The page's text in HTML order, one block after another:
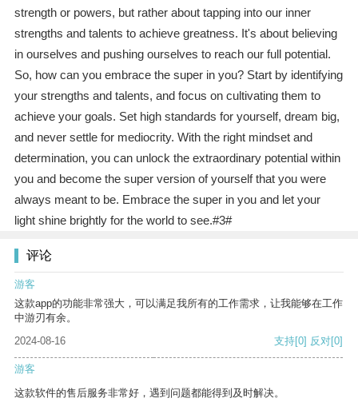
strength or powers, but rather about tapping into our inner
strengths and talents to achieve greatness. It's about believing
in ourselves and pushing ourselves to reach our full potential.
So, how can you embrace the super in you? Start by identifying
your strengths and talents, and focus on cultivating them to
achieve your goals. Set high standards for yourself, dream big,
and never settle for mediocrity. With the right mindset and
determination, you can unlock the extraordinary potential within
you and become the super version of yourself that you were
always meant to be. Embrace the super in you and let your
light shine brightly for the world to see.#3#
评论
游客
这款app的功能非常强大，可以满足我所有的工作需求，让我能够在工作
中游刃有余。
2024-08-16
支持[0] 反对[0]
游客
这款软件的售后服务非常好，遇到问题都能得到及时解决。